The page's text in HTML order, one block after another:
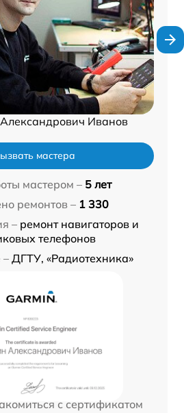
Иванов
мастера
мастером – 5 лет
ремонтов – 1 330
– ремонт навигаторов и
телефонов
– ДГТУ, «Радиотехника»
с сертификатом